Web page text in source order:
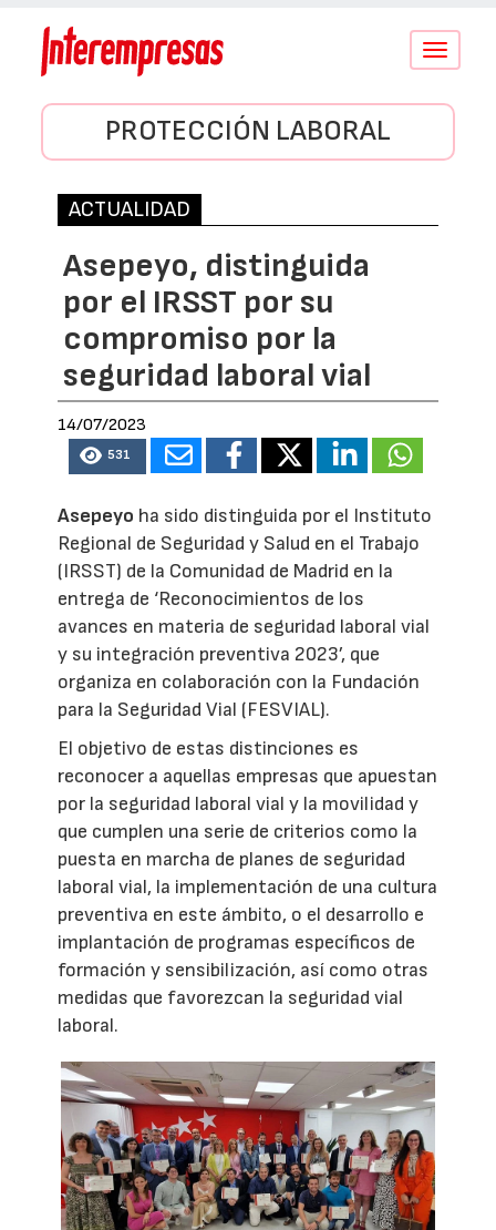
Conmutar
PROTECCIÓN LABORAL
ACTUALIDAD
Asepeyo, distinguida
por el IRSST por su
compromiso por la
seguridad laboral vial
14/07/2023
531
Asepeyo ha sido distinguida por el Instituto
Regional de Seguridad y Salud en el Trabajo
(IRSST) de la Comunidad de Madrid en la
entrega de ‘Reconocimientos de los
avances en materia de seguridad laboral vial
y su integración preventiva 2023’, que
organiza en colaboración con la Fundación
para la Seguridad Vial (FESVIAL).
El objetivo de estas distinciones es
reconocer a aquellas empresas que apuestan
por la seguridad laboral vial y la movilidad y
que cumplen una serie de criterios como la
puesta en marcha de planes de seguridad
laboral vial, la implementación de una cultura
preventiva en este ámbito, o el desarrollo e
implantación de programas específicos de
formación y sensibilización, así como otras
medidas que favorezcan la seguridad vial
laboral.